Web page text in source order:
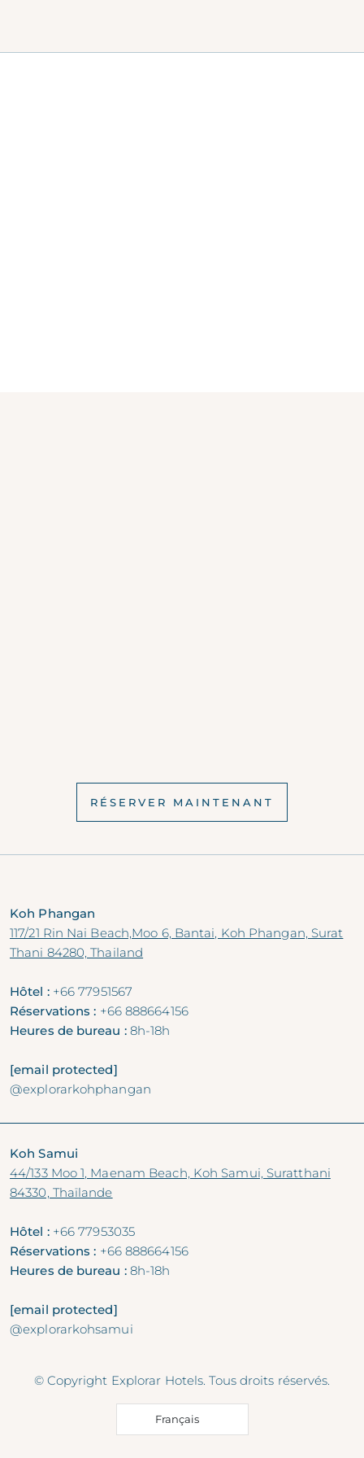
allant jusqu'à
RÉSERVER MAINTENANT
Koh Phangan
117/21 Rin Nai Beach,Moo 6, Bantai, Koh Phangan, Surat
Thani 84280, Thailand
Hôtel : +66 77951567
Réservations : +66 888664156
Heures de bureau :8h-18h
[email protected]
@explorarkohphangan
Koh Samui
44/133 Moo 1, Maenam Beach, Koh Samui, Suratthani
84330, Thaïlande
Hôtel : +66 77953035
Réservations : +66 888664156
Heures de bureau :8h-18h
[email protected]
@explorarkohsamui
© Copyright Explorar Hotels. Tous droits réservés.
Français